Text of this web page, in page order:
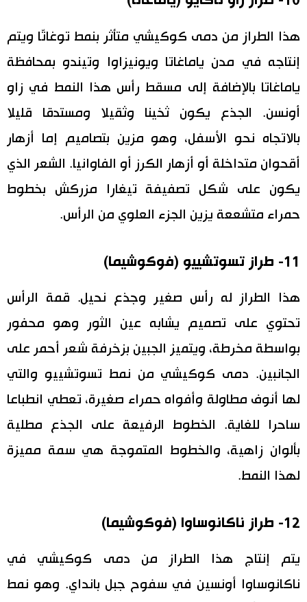
هذا الطراز من دمى كوكيشي متأثر بنمط توغاتّا ويتم
إنتاجه في مدن ياماغاتا ويونيزاوا وتيندو بمحافظة
ياماغاتا بالإضافة إلى مسقط رأس هذا النمط في زاو
أونسن. الجذع يكون ثخينا وثقيلا ومستدقا قليلا
بالاتجاه نحو الأسفل، وهو مزين بتصاميم إما أزهار
أقحوان متداخلة أو أزهار الكرز أو الفاوانيا. الشعر الذي
يكون على شكل تصفيفة تيغارا مزركش بخطوط
حمراء متشععة يزين الجزء العلوي من الرأس.
11- طراز تسوتشييو (فوكوشيما)
هذا الطراز له رأس صغير وجذع نحيل. قمة الرأس
تحتوي على تصميم يشابه عين الثور وهو محفور
بواسطة مخرطة، ويتميز الجبين بزخرفة شعر أحمر على
الجانبين. دمى كوكيشي من نمط تسوتشييو والتي
لها أنوف مطاولة وأفواه حمراء صغيرة، تعطي انطباعا
ساحرا للغاية. الخطوط الرفيعة على الجذع مطلية
بألوان زاهية، والخطوط المتموجة هي سمة مميزة
لهذا النمط.
12- طراز ناكانوساوا (فوكوشيما)
يتم إنتاج هذا الطراز من دمى كوكيشي في
ناكانوساوا أونسين في سفوح جبل بانداي. وهو نمط